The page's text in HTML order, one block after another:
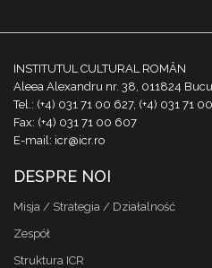
INSTITUTUL CULTURAL ROMÂN
Aleea Alexandru nr. 38, 011824
Tel.: (+4) 031 71 00 627, (+4) 031 71
Fax: (+4) 031 71 00 607
E-mail: icr@icr.ro
DESPRE NOI
Misja / Strategia / Działalność
Zespół
Struktura ICR